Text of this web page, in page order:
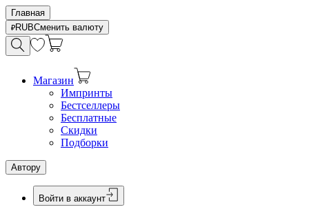
Главная
RUBСменить валюту
Магазин
Импринты
Бестселлеры
Бесплатные
Скидки
Подборки
Автору
Войти в аккаунт